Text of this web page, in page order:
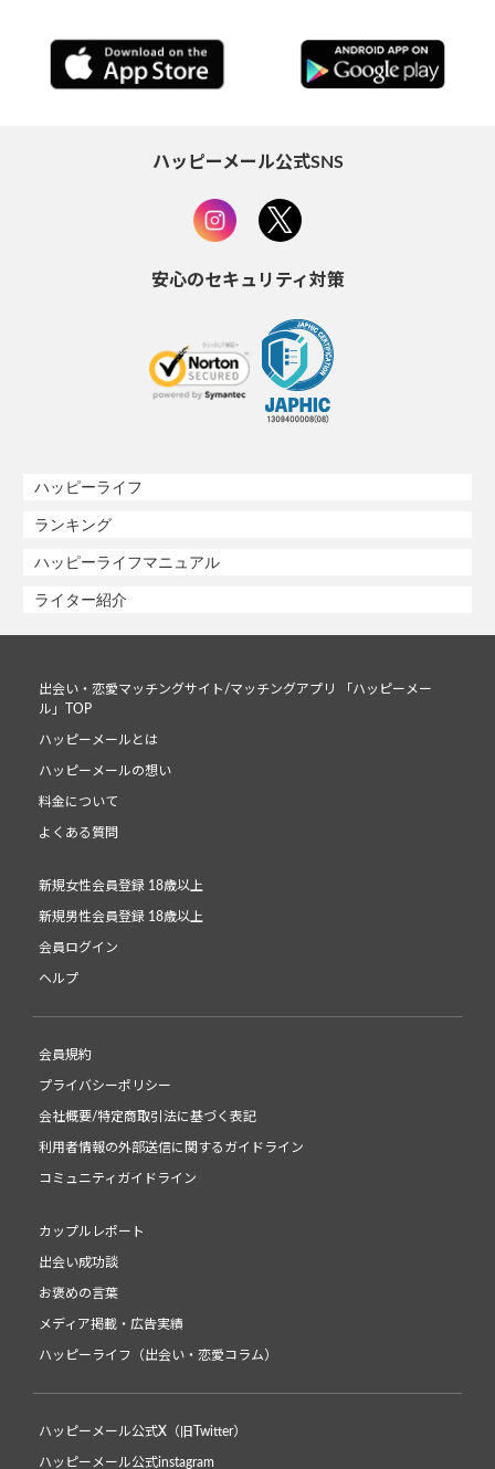
ハッピーメール公式SNS
安心のセキュリティ対策
ハッピーライフ
ランキング
ハッピーライフマニュアル
ライター紹介
出会い・恋愛マッチングサイト/マッチングアプリ 「ハッピーメー
ル」TOP
ハッピーメールとは
ハッピーメールの想い
料金について
よくある質問
新規女性会員登録 18歳以上
新規男性会員登録 18歳以上
会員ログイン
ヘルプ
会員規約
プライバシーポリシー
会社概要/特定商取引法に基づく表記
利用者情報の外部送信に関するガイドライン
コミュニティガイドライン
カップルレポート
出会い成功談
お褒めの言葉
メディア掲載・広告実績
ハッピーライフ（出会い・恋愛コラム）
ハッピーメール公式X（旧Twitter）
ハッピーメール公式instagram